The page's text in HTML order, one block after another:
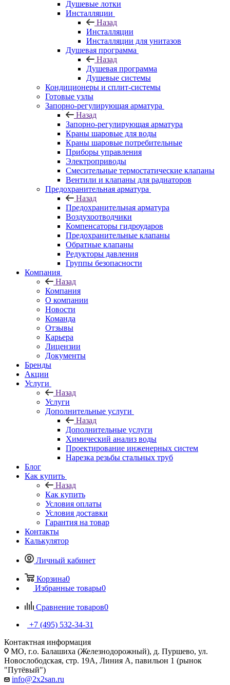
Душевые лотки
Инсталляции
Назад
Инсталляции
Инсталляции для унитазов
Душевая программа
Назад
Душевая программа
Душевые системы
Кондиционеры и сплит-системы
Готовые узлы
Запорно-регулирующая арматура
Назад
Запорно-регулирующая арматура
Краны шаровые для воды
Краны шаровые потребительные
Приборы управления
Электроприводы
Смесительные термостатические клапаны
Вентили и клапаны для радиаторов
Предохранительная арматура
Назад
Предохранительная арматура
Воздухоотводчики
Компенсаторы гидроударов
Предохранительные клапаны
Обратные клапаны
Редукторы давления
Группы безопасности
Компания
Назад
Компания
О компании
Новости
Команда
Отзывы
Карьера
Лицензии
Документы
Бренды
Акции
Услуги
Назад
Услуги
Дополнительные услуги
Назад
Дополнительные услуги
Химический анализ воды
Проектирование инженерных систем
Нарезка резьбы стальных труб
Блог
Как купить
Назад
Как купить
Условия оплаты
Условия доставки
Гарантия на товар
Контакты
Калькулятор
Личный кабинет
Корзина0
Избранные товары0
Сравнение товаров0
+7 (495) 532‑34‑31
Контактная информация
МО, г.о. Балашиха (Железнодорожный), д. Пуршево, ул.
Новослободская, стр. 19А, Линия А, павильон 1 (рынок
"Путёвый")
info@2x2san.ru